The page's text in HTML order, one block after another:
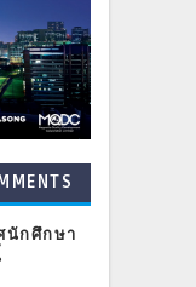
นักศึกษา